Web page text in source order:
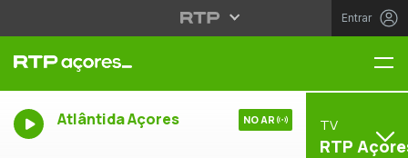
Entrar
Atlântida Açores NO AR TV
RTP